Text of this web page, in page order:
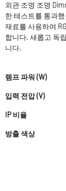
외관 조명 조명
한 테스트를 통과
재료를 사용하여
합니다. 새롭고 독
니다.
램프 파워 (W)
입력 전압 (V)
IP 비율
방출 색상